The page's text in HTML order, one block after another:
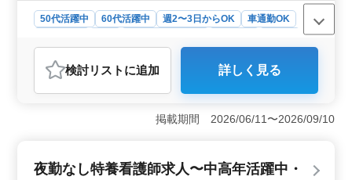
祉施設での看護経験者条件面優遇 ◎福祉施
設での看護師以外で看護師業務経験者でも歓
迎 まずはお問合せください、ご応募お待ち
しております！！
50代活躍中 60代活躍中 週2〜3日からOK
車通勤OK
おすすめポイント
＜ベテラン看護師のためのデイサービスでの業務＞ 40
代以上の経験豊富な看護師をデイサービスで募集してい
ます。看護師業務に加えて、介護業務のサポートも行い
とサポート体制＞ 健康チェックや家族への相談支援な
検討リスト に追加 詳しく見る
掲載期間 2026/06/11〜2026/09/10
夜勤なし特養看護師求人〜中高年活躍中・